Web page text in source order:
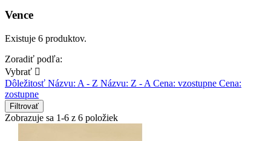
Vence
Existuje 6 produktov.
Zoradiť podľa:
Vybrať 
Dôležitosť Názvu: A - Z Názvu: Z - A Cena: vzostupne Cena:
zostupne
Filtrovať
Zobrazuje sa 1-6 z 6 položiek